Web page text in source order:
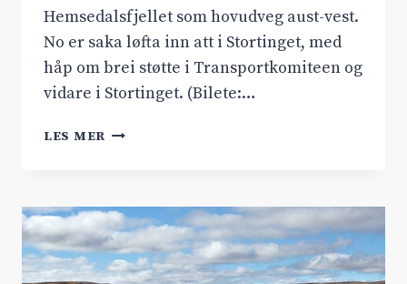
Hemsedalsfjellet som hovudveg aust-vest.
No er saka løfta inn att i Stortinget, med
håp om brei støtte i Transportkomiteen og
vidare i Stortinget. (Bilete:…
LES MER EITT